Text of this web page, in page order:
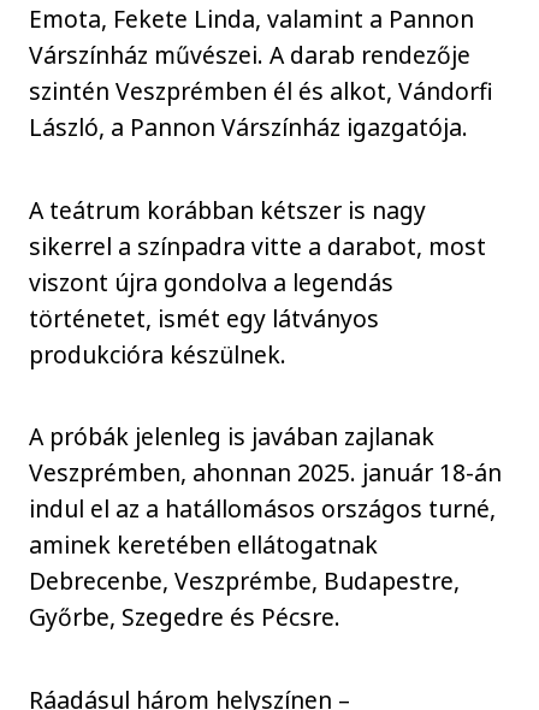
Emota, Fekete Linda, valamint a Pannon
Várszínház művészei. A darab rendezője
szintén Veszprémben él és alkot, Vándorfi
László, a Pannon Várszínház igazgatója.
A teátrum korábban kétszer is nagy
sikerrel a színpadra vitte a darabot, most
viszont újra gondolva a legendás
történetet, ismét egy látványos
produkcióra készülnek.
A próbák jelenleg is javában zajlanak
Veszprémben, ahonnan 2025. január 18-án
indul el az a hatállomásos országos turné,
aminek keretében ellátogatnak
Debrecenbe, Veszprémbe, Budapestre,
Győrbe, Szegedre és Pécsre.
Ráadásul három helyszínen –